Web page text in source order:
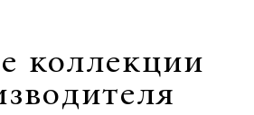
коллекции